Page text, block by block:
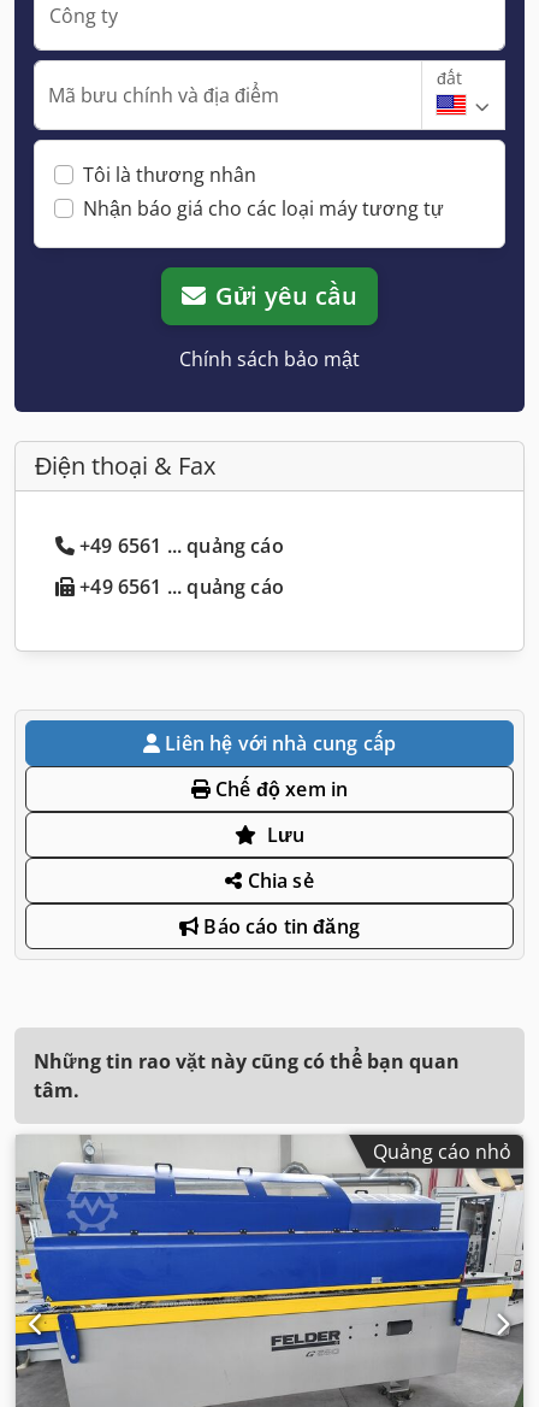
Công ty
Mã bưu chính và địa điểm
đất
Tôi là thương nhân
Nhận báo giá cho các loại máy tương tự
Gửi yêu cầu
Chính sách bảo mật
Điện thoại & Fax
+49 6561 ... quảng cáo
+49 6561 ... quảng cáo
Liên hệ với nhà cung cấp
Chế độ xem in
Lưu
Chia sẻ
Báo cáo tin đăng
Những tin rao vặt này cũng có thể bạn quan
tâm.
Quảng cáo nhỏ